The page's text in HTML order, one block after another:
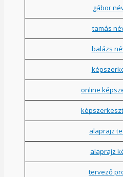
gábor
tamás
balázs
online
alaprajz
alaprajz
tervező